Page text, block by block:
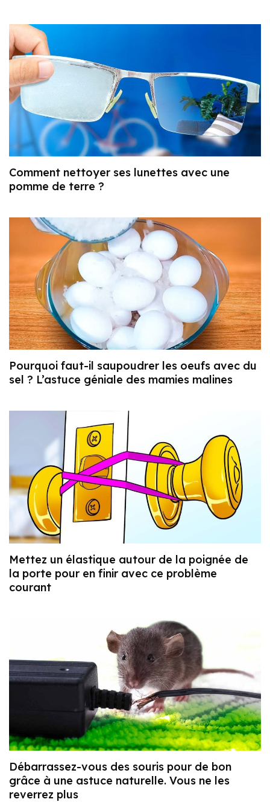
Comment nettoyer ses lunettes avec une
pomme de terre ?
Pourquoi faut-il saupoudrer les oeufs avec du
sel ? L’astuce géniale des mamies malines
Mettez un élastique autour de la poignée de
la porte pour en finir avec ce problème
courant
Débarrassez-vous des souris pour de bon
grâce à une astuce naturelle. Vous ne les
reverrez plus